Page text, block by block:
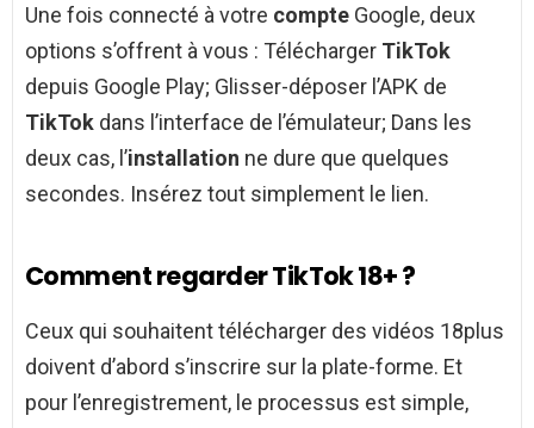
Une fois connecté à votre compte Google, deux
options s’offrent à vous : Télécharger TikTok
depuis Google Play; Glisser-déposer l’APK de
TikTok dans l’interface de l’émulateur; Dans les
deux cas, l’installation ne dure que quelques
secondes. Insérez tout simplement le lien.
Comment regarder TikTok 18+ ?
Ceux qui souhaitent télécharger des vidéos 18plus
doivent d’abord s’inscrire sur la plate-forme. Et
pour l’enregistrement, le processus est simple,